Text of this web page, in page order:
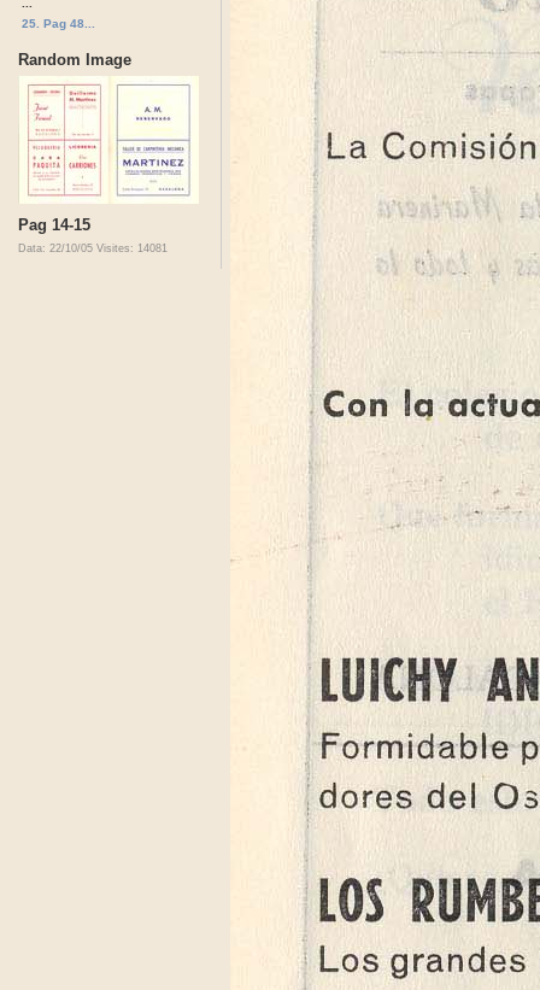
25. Pag 48...
Random Image
Pag 14-15
Data: 22/10/05 Visites: 14081